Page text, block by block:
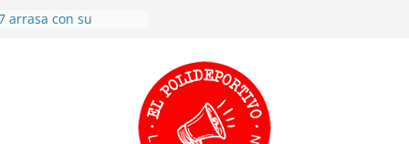
arrasa con su